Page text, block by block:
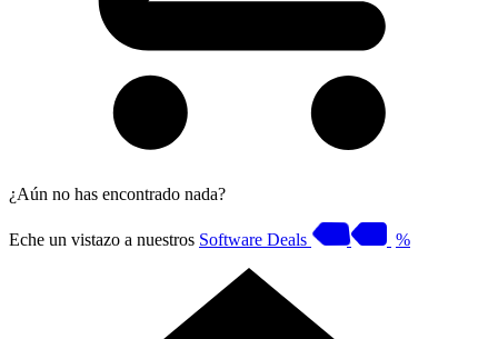
¿Aún no has encontrado nada?
Eche un vistazo a nuestros Software Deals %